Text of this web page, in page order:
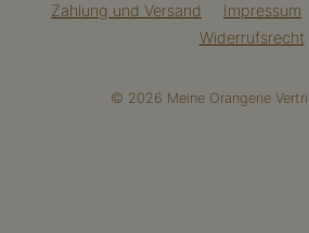
Zahlung und Versand Impressum
Widerrufsrecht
© 2026 Meine Orangerie